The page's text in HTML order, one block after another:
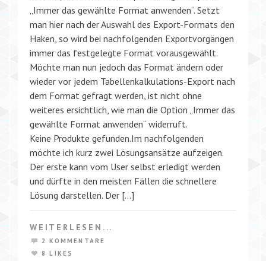
„Immer das gewählte Format anwenden“. Setzt
man hier nach der Auswahl des Export-Formats den
Haken, so wird bei nachfolgenden Exportvorgängen
immer das festgelegte Format vorausgewählt.
Möchte man nun jedoch das Format ändern oder
wieder vor jedem Tabellenkalkulations-Export nach
dem Format gefragt werden, ist nicht ohne
weiteres ersichtlich, wie man die Option „Immer das
gewählte Format anwenden“ widerruft.
Keine Produkte gefunden.Im nachfolgenden
möchte ich kurz zwei Lösungsansätze aufzeigen.
Der erste kann vom User selbst erledigt werden
und dürfte in den meisten Fällen die schnellere
Lösung darstellen. Der […]
WEITERLESEN...
2 KOMMENTARE
8 LIKES